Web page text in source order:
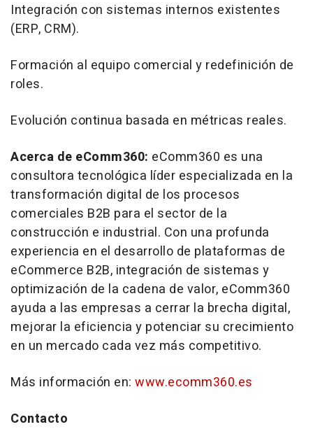
Integración con sistemas internos existentes
(ERP, CRM).
Formación al equipo comercial y redefinición de
roles.
Evolución continua basada en métricas reales.
Acerca de eComm360: eComm360 es una
consultora tecnológica líder especializada en la
transformación digital de los procesos
comerciales B2B para el sector de la
construcción e industrial. Con una profunda
experiencia en el desarrollo de plataformas de
eCommerce B2B, integración de sistemas y
optimización de la cadena de valor, eComm360
ayuda a las empresas a cerrar la brecha digital,
mejorar la eficiencia y potenciar su crecimiento
en un mercado cada vez más competitivo.
Más información en: www.ecomm360.es
Contacto